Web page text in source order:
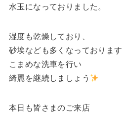
水玉になっておりました。
湿度も乾燥しており、
砂埃なども多くなっております
こまめな洗車を行い
綺麗を継続しましょう
本日も皆さまのご来店